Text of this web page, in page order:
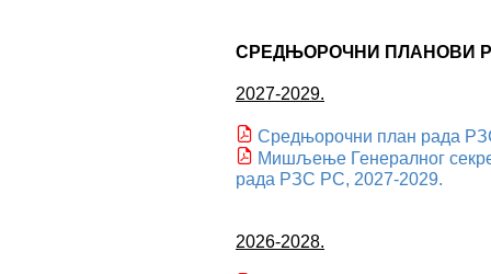
СРЕДЊОРОЧНИ ПЛАНОВИ
2027-2029.
Средњорочни план рада
Мишљење Генералног
рада РЗС РС, 2027-2029.
2026-2028.